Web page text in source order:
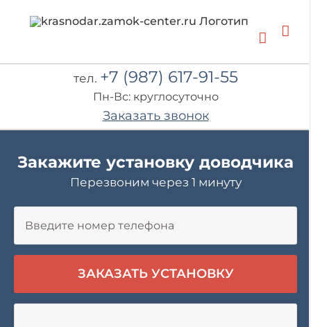
тел. +7 (987) 617-91-55
Пн-Вс: круглосуточно
Заказать звонок
Закажите установку доводчика
Перезвоним через 1 минуту